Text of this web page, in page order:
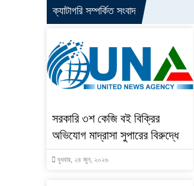
ক্যাটাগরি সম্পর্কিত সংবাদ
সরকারি ৩শ কেজি বই বিক্রির
অভিযোগ মাদ্রাসা সুপারের বিরুদ্ধে
বুধবার, ২৪ জুন, ২০২৬